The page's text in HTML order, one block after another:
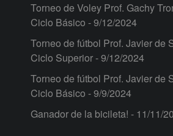
Torneo de Voley Prof. Gachy
Ciclo Básico - 9/12/2024
Torneo de fútbol Prof. Javier de
Ciclo Superior- 9/12/2024
Torneo de fútbol Prof. Javier de
Ciclo Básico - 9/9/2024
Ganador de la bicileta! - 11/11/